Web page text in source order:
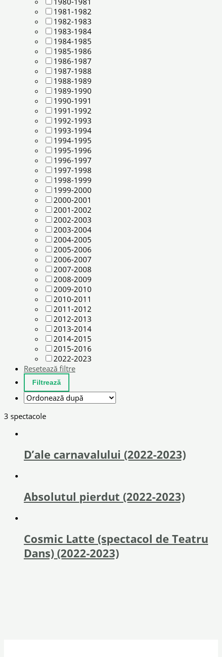
1981-1982
1982-1983
1983-1984
1984-1985
1985-1986
1986-1987
1987-1988
1988-1989
1989-1990
1990-1991
1991-1992
1992-1993
1993-1994
1994-1995
1995-1996
1996-1997
1997-1998
1998-1999
1999-2000
2000-2001
2001-2002
2002-2003
2003-2004
2004-2005
2005-2006
2006-2007
2007-2008
2008-2009
2009-2010
2010-2011
2011-2012
2012-2013
2013-2014
2014-2015
2015-2016
2022-2023
Resetează filtre
3 spectacole
D’ale carnavalului (2022-2023)
Absolutul pierdut (2022-2023)
Cosmic Latte (spectacol de Teatru
Dans) (2022-2023)